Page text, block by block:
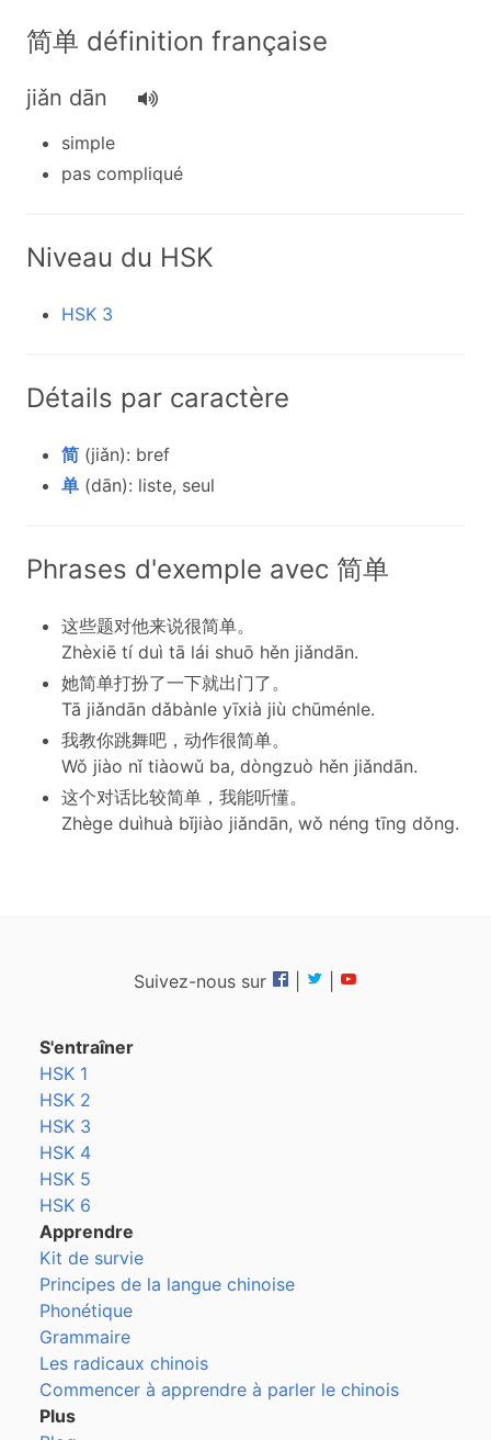
简单 définition française
jiǎn dān
simple
pas compliqué
Niveau du HSK
HSK 3
Détails par caractère
简 (jiǎn): bref
单 (dān): liste, seul
Phrases d'exemple avec 简单
这些题对他来说很简单。
Zhèxiē tí duì tā lái shuō hěn jiǎndān.
她简单打扮了一下就出门了。
Tā jiǎndān dǎbànle yīxià jiù chūménle.
我教你跳舞吧，动作很简单。
Wǒ jiào nǐ tiàowǔ ba, dòngzuò hěn jiǎndān.
这个对话比较简单，我能听懂。
Zhège duìhuà bǐjiào jiǎndān, wǒ néng tīng dǒng.
Suivez-nous sur
S'entraîner
HSK 1
HSK 2
HSK 3
HSK 4
HSK 5
HSK 6
Apprendre
Kit de survie
Principes de la langue chinoise
Phonétique
Grammaire
Les radicaux chinois
Commencer à apprendre à parler le chinois
Plus